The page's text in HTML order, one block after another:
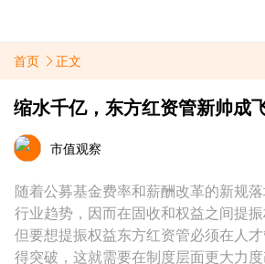
首页 正文
缩水千亿，东方红资管新帅成
市值观察
随着公募基金费率和薪酬改革的新规
行业趋势，因而在固收和权益之间提振
但要想提振权益东方红资管必须在人
得突破，这就需要在制度层面更大力